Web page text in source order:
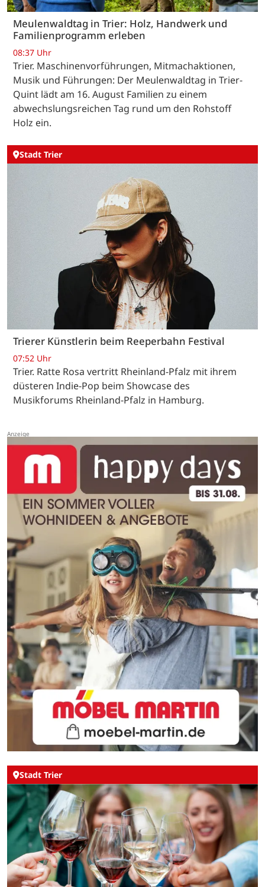
Meulenwaldtag in Trier: Holz, Handwerk und
Familienprogramm erleben
08:37 Uhr
Trier. Maschinenvorführungen, Mitmachaktionen,
Musik und Führungen: Der Meulenwaldtag in Trier-
Quint lädt am 16. August Familien zu einem
abwechslungsreichen Tag rund um den Rohstoff
Holz ein.
Stadt Trier
Trierer Künstlerin beim Reeperbahn Festival
07:52 Uhr
Trier. Ratte Rosa vertritt Rheinland-Pfalz mit ihrem
düsteren Indie-Pop beim Showcase des
Musikforums Rheinland-Pfalz in Hamburg.
Stadt Trier